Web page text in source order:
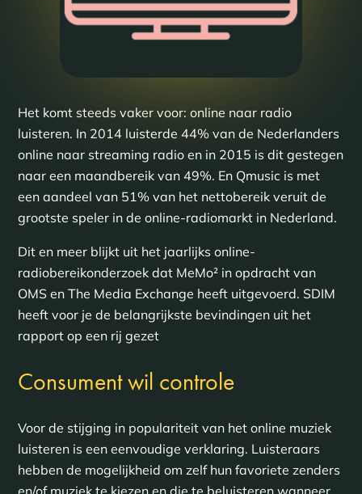
Het komt steeds vaker voor: online naar radio
luisteren. In 2014 luisterde 44% van de Nederlanders
online naar streaming radio en in 2015 is dit gestegen
naar een maandbereik van 49%. En Qmusic is met
een aandeel van 51% van het nettobereik veruit de
grootste speler in de online-radiomarkt in Nederland.
Dit en meer blijkt uit het jaarlijks online-
radiobereikonderzoek dat MeMo² in opdracht van
OMS en The Media Exchange heeft uitgevoerd. SDIM
heeft voor je de belangrijkste bevindingen uit het
rapport op een rij gezet
Consument wil controle
Voor de stijging in populariteit van het online muziek
luisteren is een eenvoudige verklaring. Luisteraars
hebben de mogelijkheid om zelf hun favoriete zenders
en/of muziek te kiezen en die te beluisteren wanneer